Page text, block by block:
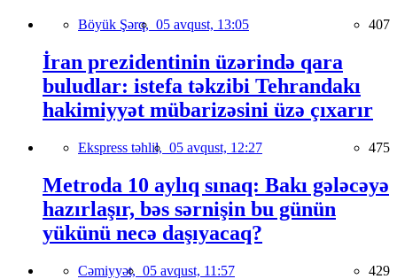
Böyük Şərq, 05 avqust, 13:05 407
İran prezidentinin üzərində qara
buludlar: istefa təkzibi Tehrandakı
hakimiyyət mübarizəsini üzə çıxarır
Ekspress təhlil, 05 avqust, 12:27 475
Metroda 10 aylıq sınaq: Bakı gələcəyə
hazırlaşır, bəs sərnişin bu günün
yükünü necə daşıyacaq?
Cəmiyyət, 05 avqust, 11:57 429